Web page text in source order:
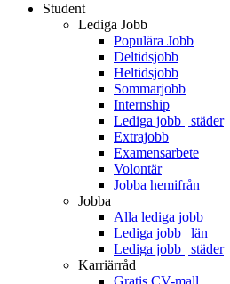
Student
Lediga Jobb
Populära Jobb
Deltidsjobb
Heltidsjobb
Sommarjobb
Internship
Lediga jobb | städer
Extrajobb
Examensarbete
Volontär
Jobba hemifrån
Jobba
Alla lediga jobb
Lediga jobb | län
Lediga jobb | städer
Karriärråd
Gratis CV-mall